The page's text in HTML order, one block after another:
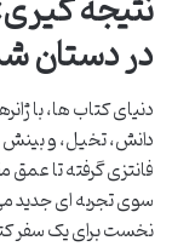
در دستان
دنیای کتاب ها، با
دانش، تخیل، و بینش
فانتزی گرفته تا عمق
سوی تجربه ای جدید
نخست برای یک سفر